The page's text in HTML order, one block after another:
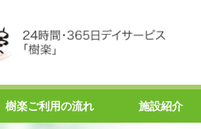
樹楽ご利用の流れ 施設紹介